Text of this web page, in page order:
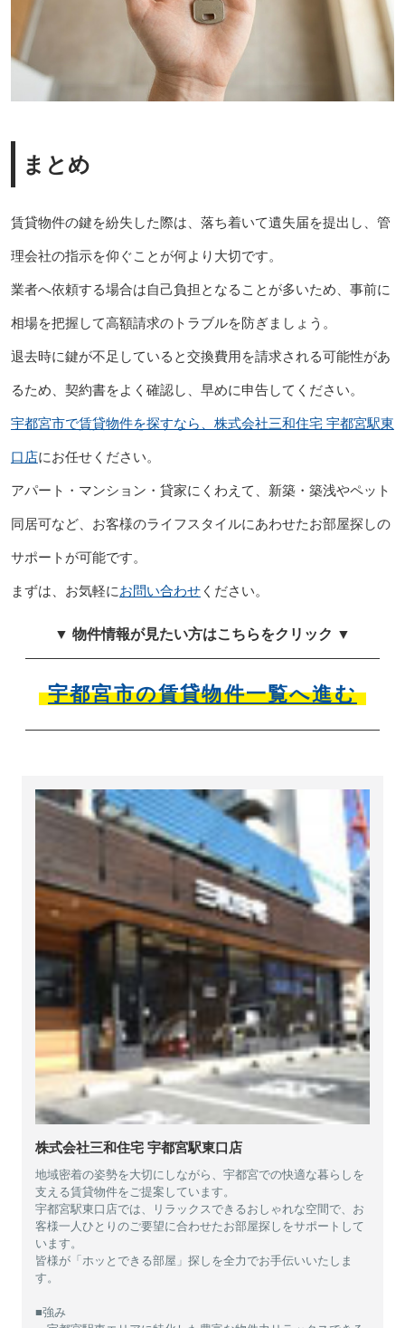
まとめ
賃貸物件の鍵を紛失した際は、落ち着いて遺失届を提出し、管
理会社の指示を仰ぐことが何より大切です。
業者へ依頼する場合は自己負担となることが多いため、事前に
相場を把握して高額請求のトラブルを防ぎましょう。
退去時に鍵が不足していると交換費用を請求される可能性があ
るため、契約書をよく確認し、早めに申告してください。
宇都宮市で賃貸物件を探すなら、株式会社三和住宅 宇都宮駅東
口店にお任せください。
アパート・マンション・貸家にくわえて、新築・築浅やペット
同居可など、お客様のライフスタイルにあわせたお部屋探しの
サポートが可能です。
まずは、お気軽にお問い合わせください。
▼ 物件情報が見たい方はこちらをクリック ▼
宇都宮市の賃貸物件一覧へ進む
株式会社三和住宅 宇都宮駅東口店
地域密着の姿勢を大切にしながら、宇都宮での快適な暮らしを
支える賃貸物件をご提案しています。
宇都宮駅東口店では、リラックスできるおしゃれな空間で、お
客様一人ひとりのご要望に合わせたお部屋探しをサポートして
います。
皆様が「ホッとできる部屋」探しを全力でお手伝いいたしま
す。
■強み